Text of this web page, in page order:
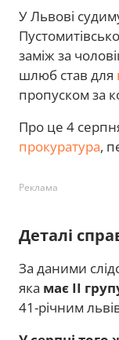
У Львові
заміж за
шлюб став для
пропуском за
Про це 4
прокуратура,
Реклама
Деталі
За даними
яка має II
41-річним